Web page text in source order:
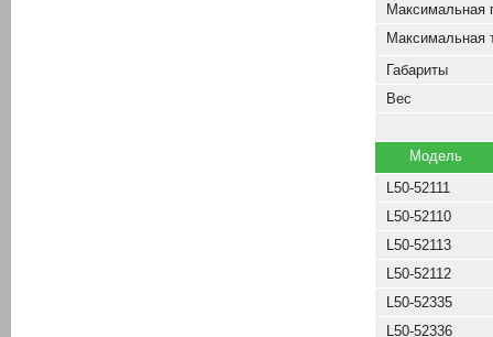
Максимальная
Максимальная
Габариты
Вес
Модель
L50-52111
L50-52110
L50-52113
L50-52112
L50-52335
L50-52336